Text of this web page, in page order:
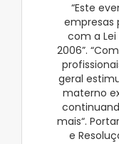
“Este
empresas
com a Lei
2006”.
geral
materno
mais“.
e